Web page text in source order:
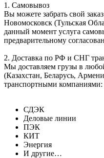
1. Самовывоз
Вы можете забрать свой
Новомосковск (Тульская
данный момент услуга
предварительному
2. Доставка по РФ и СНГ
Мы доставляем грузы в
(Казахстан, Беларусь,
транспортными компаниями:
СДЭК
Деловые линии
ПЭК
КИТ
Энергия
И другие…